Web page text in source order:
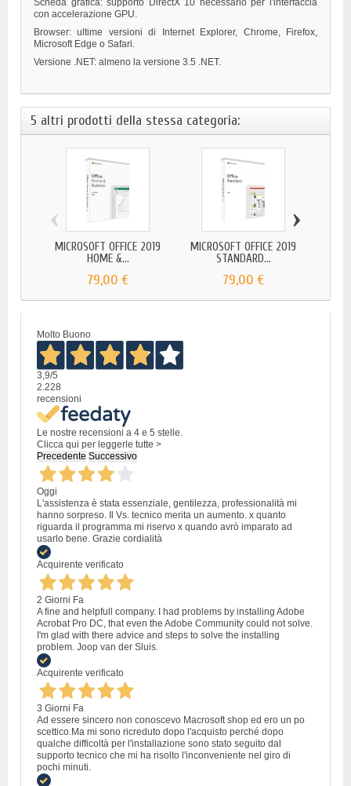
Scheda grafica: supporto DirectX 10 necessario per l'interfaccia
con accelerazione GPU.
Browser: ultime versioni di Internet Explorer, Chrome, Firefox,
Microsoft Edge o Safari.
Versione .NET: almeno la versione 3.5 .NET.
5 altri prodotti della stessa categoria:
MICROSOFT OFFICE 2019
HOME &...
79,00 €
MICROSOFT OFFICE 2019
STANDARD...
79,00 €
‹ ›
Molto Buono
3,9/5
2.228
recensioni
Le nostre recensioni a 4 e 5 stelle.
Clicca qui per leggerle tutte >
Precedente Successivo
Oggi
L'assistenza è stata essenziale, gentilezza, professionalità mi
hanno sorpreso. Il Vs. tecnico merita un aumento. x quanto
riguarda il programma mi riservo x quando avrò imparato ad
usarlo bene. Grazie cordialità
Acquirente verificato
2 Giorni Fa
A fine and helpfull company. I had problems by installing Adobe
Acrobat Pro DC, that even the Adobe Community could not solve.
I'm glad with there advice and steps to solve the installing
problem. Joop van der Sluis.
Acquirente verificato
3 Giorni Fa
Ad essere sincero non conoscevo Macrosoft shop ed ero un po
scettico.Ma mi sono ricreduto dopo l'acquisto perché dopo
qualche difficoltà per l'installazione sono stato seguito dal
supporto tecnico che mi ha risolto l'inconveniente nel giro di
pochi minuti.